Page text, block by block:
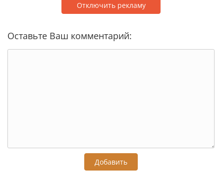
Отключить рекламу
Оставьте Ваш комментарий:
Добавить